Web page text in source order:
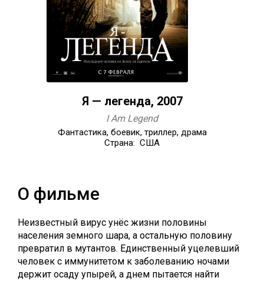
Я — легенда, 2007
I Am Legend
Фантастика, боевик, триллер, драма
Страна: США
О фильме
Неизвестный вирус унёс жизни половины
населения земного шара, а остальную половину
превратил в мутантов. Единственный уцелевший
человек с иммунитетом к заболеванию ночами
держит осаду упырей, а днем пытается найти